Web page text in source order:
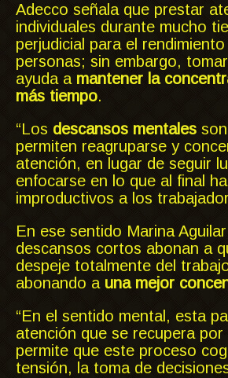
Adecco señala que prestar
individuales durante mucho
perjudicial para el
personas; sin embargo,
ayuda a mantener la
más tiempo.
“Los descansos mentales
permiten reagruparse y
atención, en lugar de seguir
enfocarse en lo que al final
improductivos a los
En ese sentido Marina
descansos cortos abonan a
despeje totalmente del
abonando a una mejor
“En el sentido mental, esta
atención que se recupera por
permite que este proceso
tensión, la toma de